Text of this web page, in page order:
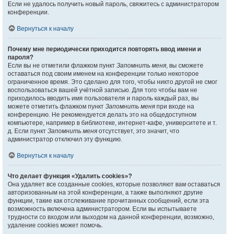
Если не удалось получить новый пароль, свяжитесь с администратором
конференции.
Вернуться к началу
Почему мне периодически приходится повторять ввод имени и
пароля?
Если вы не отметили флажком пункт Запомнить меня, вы сможете
оставаться под своим именем на конференции только некоторое
ограниченное время. Это сделано для того, чтобы никто другой не смог
воспользоваться вашей учётной записью. Для того чтобы вам не
приходилось вводить имя пользователя и пароль каждый раз, вы
можете отметить флажком пункт Запомнить меня при входе на
конференцию. Не рекомендуется делать это на общедоступном
компьютере, например в библиотеке, интернет-кафе, университете и т.
д. Если пункт Запомнить меня отсутствует, это значит, что
администратор отключил эту функцию.
Вернуться к началу
Что делает функция «Удалить cookies»?
Она удаляет все созданные cookies, которые позволяют вам оставаться
авторизованным на этой конференции, а также выполняют другие
функции, такие как отслеживание прочитанных сообщений, если эта
возможность включена администратором. Если вы испытываете
трудности со входом или выходом на данной конференции, возможно,
удаление cookies может помочь.